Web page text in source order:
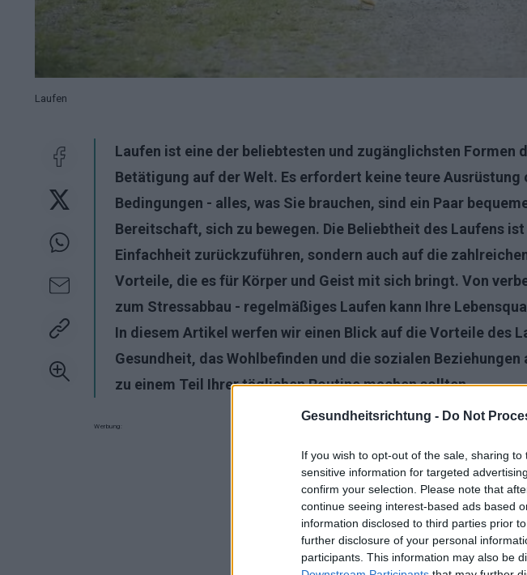
Gesundheitsrichtung - Do Not
If you wish to opt-out of the sale, sharing
sensitive information for targeted
confirm your selection. Please note that
continue seeing interest-based ads based
information disclosed to third parties prior
further disclosure of your personal
participants. This information may also be
Laufen
Laufen ist eine der beliebtesten und zugänglichsten Formen
Betätigung auf der Welt. Es erfordert keine teure Ausrüstung
Bedingungen - alles, was Sie brauchen, sind ein Paar
Bereitschaft, sich zu bewegen. Die Beliebtheit des Laufens
Einfachheit zurückzuführen, sondern auch auf die
Vorteile, die es für Körper und Geist mit sich bringt. Von
zum Stressabbau - regelmäßiges Laufen kann Ihre
In diesem Artikel werfen wir einen Blick auf die Vorteile des
Gesundheit, das Wohlbefinden und die sozialen
zu einem Teil Ihrer täglichen Routine machen sollten.
Werbung: